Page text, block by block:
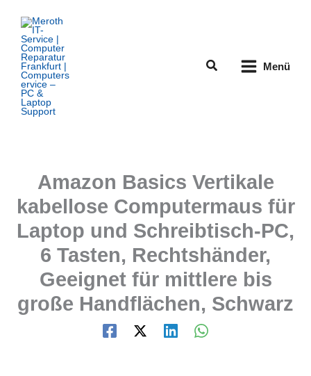
Inhalt
springen
Suchen Menü
Amazon Basics Vertikale
kabellose Computermaus für
Laptop und Schreibtisch-PC,
6 Tasten, Rechtshänder,
Geeignet für mittlere bis
große Handflächen, Schwarz